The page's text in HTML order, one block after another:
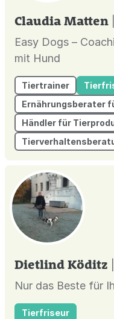
Claudia Matten
Easy Dogs –
mit Hund
Tiertrainer
Ernährungsberater
Händler für
Dietlind Köditz
Nur das Beste für
Tierfriseur